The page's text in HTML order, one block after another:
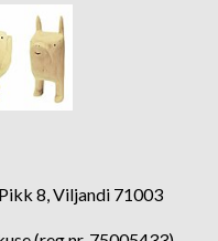
8, Viljandi 71003